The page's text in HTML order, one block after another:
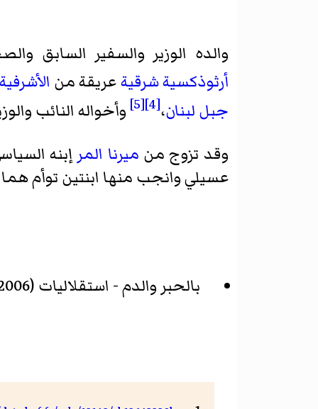
والده الوزير والسفير السابق
أرثوذكسية شرقيةعريقة من الأشرفية
جبل لبنان،[4]
[5] وأخواله النائب
وقد تزوج من ميرنا المر إبنه
عسيليوانجب منها ابنتين توأم هما
بالحبر والدم - استقلاليات (2006).